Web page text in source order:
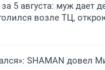
5 августа: муж дает
возле ТЦ,
SHAMAN довел